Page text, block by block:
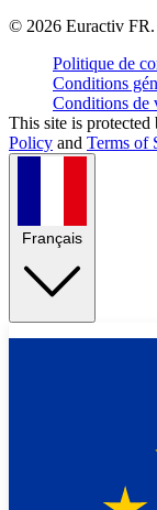
© 2026 Euractiv
Politique de
Conditions
Conditions de
This site is
Policy and Terms of
Français